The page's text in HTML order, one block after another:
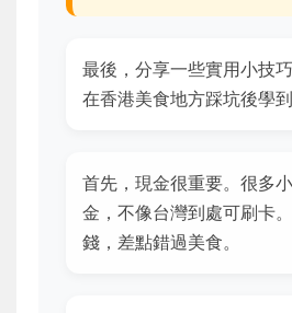
最後，分享一些實用小技
在香港美食地方踩坑後學到
首先，現金很重要。很多
金，不像台灣到處可刷卡
錢，差點錯過美食。